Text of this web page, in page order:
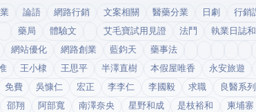
論語 網路行銷 文案相關 醫藥分業 日劇 行銷
藥局 體驗文 艾毛寶試用見證 法鬥 執業日誌
網站優化 網路創業 藍鈞天 藥事法
王小棣 王思平 半澤直樹 本假屋唯香 永安旅遊
免費 吳慷仁 宏正 李李仁 李國毅 求職 良醫系列
邵翔 阿部寬 南澤奈央 星野和成 是枝裕和 柬埔寨